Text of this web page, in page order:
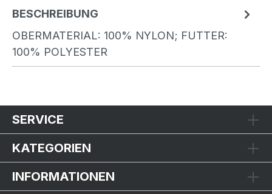
BESCHREIBUNG
OBERMATERIAL: 100% NYLON; FUTTER:
100% POLYESTER
SERVICE
KATEGORIEN
INFORMATIONEN